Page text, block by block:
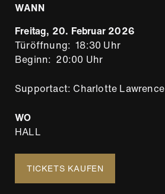
WANN
Freitag, 20. Februar 2026
Türöffnung 18:30 Uhr
Beginn
20:00 Uhr
Supportact: Charlotte Lawrence
WO
HALL
TICKETS KAUFEN